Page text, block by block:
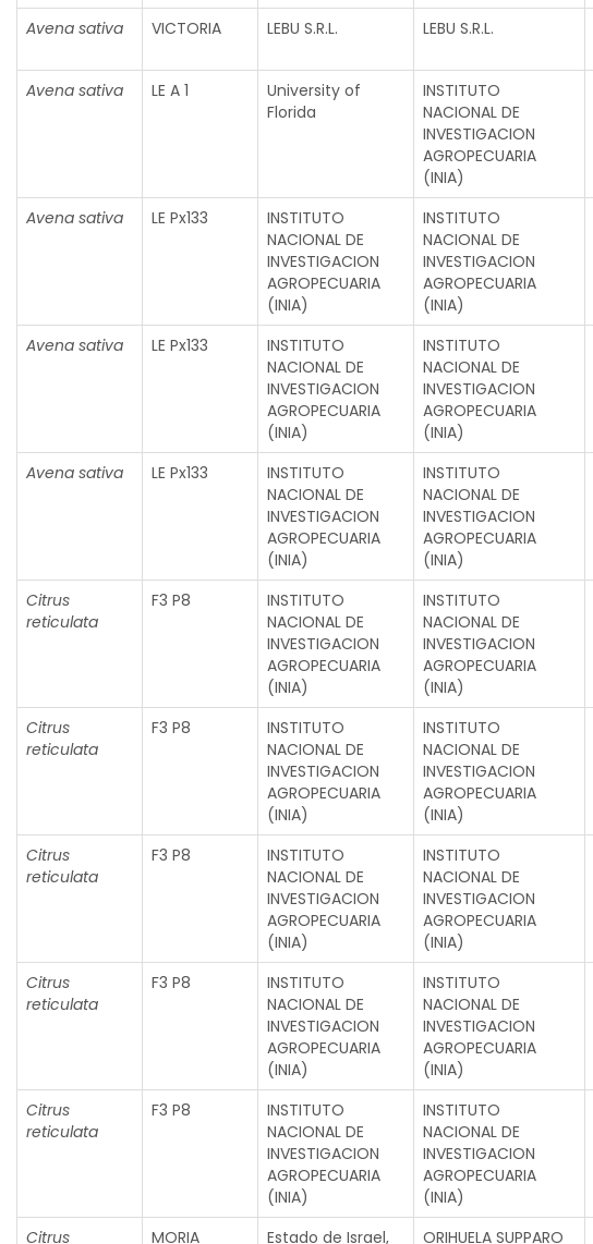
Avena sativa VICTORIA LEBU S.R.L. LEBU S.R.L.
Avena sativa LE A 1
University of
Florida
INSTITUTO
NACIONAL DE
INVESTIGACION
AGROPECUARIA
(INIA)
Avena sativa LE Px133
INSTITUTO
NACIONAL DE
INVESTIGACION
AGROPECUARIA
(INIA)
INSTITUTO
NACIONAL DE
INVESTIGACION
AGROPECUARIA
(INIA)
Avena sativa LE Px133
INSTITUTO
NACIONAL DE
INVESTIGACION
AGROPECUARIA
(INIA)
INSTITUTO
NACIONAL DE
INVESTIGACION
AGROPECUARIA
(INIA)
Avena sativa LE Px133
INSTITUTO
NACIONAL DE
INVESTIGACION
AGROPECUARIA
(INIA)
INSTITUTO
NACIONAL DE
INVESTIGACION
AGROPECUARIA
(INIA)
Citrus
reticulata
F3 P8
INSTITUTO
NACIONAL DE
INVESTIGACION
AGROPECUARIA
(INIA)
INSTITUTO
NACIONAL DE
INVESTIGACION
AGROPECUARIA
(INIA)
Citrus
reticulata
F3 P8
INSTITUTO
NACIONAL DE
INVESTIGACION
AGROPECUARIA
(INIA)
INSTITUTO
NACIONAL DE
INVESTIGACION
AGROPECUARIA
(INIA)
Citrus
reticulata
F3 P8
INSTITUTO
NACIONAL DE
INVESTIGACION
AGROPECUARIA
(INIA)
INSTITUTO
NACIONAL DE
INVESTIGACION
AGROPECUARIA
(INIA)
Citrus
reticulata
F3 P8
INSTITUTO
NACIONAL DE
INVESTIGACION
AGROPECUARIA
(INIA)
INSTITUTO
NACIONAL DE
INVESTIGACION
AGROPECUARIA
(INIA)
Citrus
reticulata
F3 P8
INSTITUTO
NACIONAL DE
INVESTIGACION
AGROPECUARIA
(INIA)
INSTITUTO
NACIONAL DE
INVESTIGACION
AGROPECUARIA
(INIA)
Citrus MORIA Estado de Israel, ORIHUELA SUPPARO